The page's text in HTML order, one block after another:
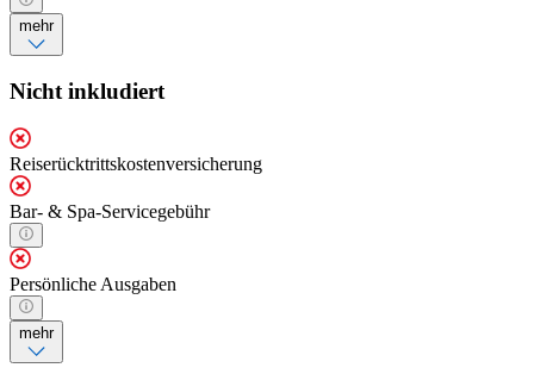
mehr
Nicht inkludiert
Reiserücktrittskostenversicherung
Bar- & Spa-Servicegebühr
Persönliche Ausgaben
mehr